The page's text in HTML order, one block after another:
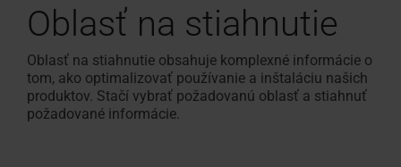
Oblasť na stiahnutie
Oblasť na stiahnutie obsahuje komplexné informácie o
tom, ako optimalizovať používanie a inštaláciu našich
produktov. Stačí vybrať požadovanú oblasť a stiahnuť
požadované informácie.